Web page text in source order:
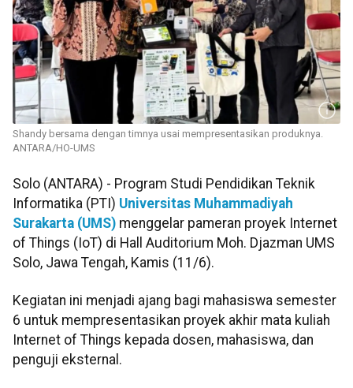
Shandy bersama dengan timnya usai mempresentasikan produknya.
ANTARA/HO-UMS
Solo (ANTARA) - Program Studi Pendidikan Teknik
Informatika (PTI) Universitas Muhammadiyah
Surakarta (UMS) menggelar pameran proyek Internet
of Things (IoT) di Hall Auditorium Moh. Djazman UMS
Solo, Jawa Tengah, Kamis (11/6).
Kegiatan ini menjadi ajang bagi mahasiswa semester
6 untuk mempresentasikan proyek akhir mata kuliah
Internet of Things kepada dosen, mahasiswa, dan
penguji eksternal.